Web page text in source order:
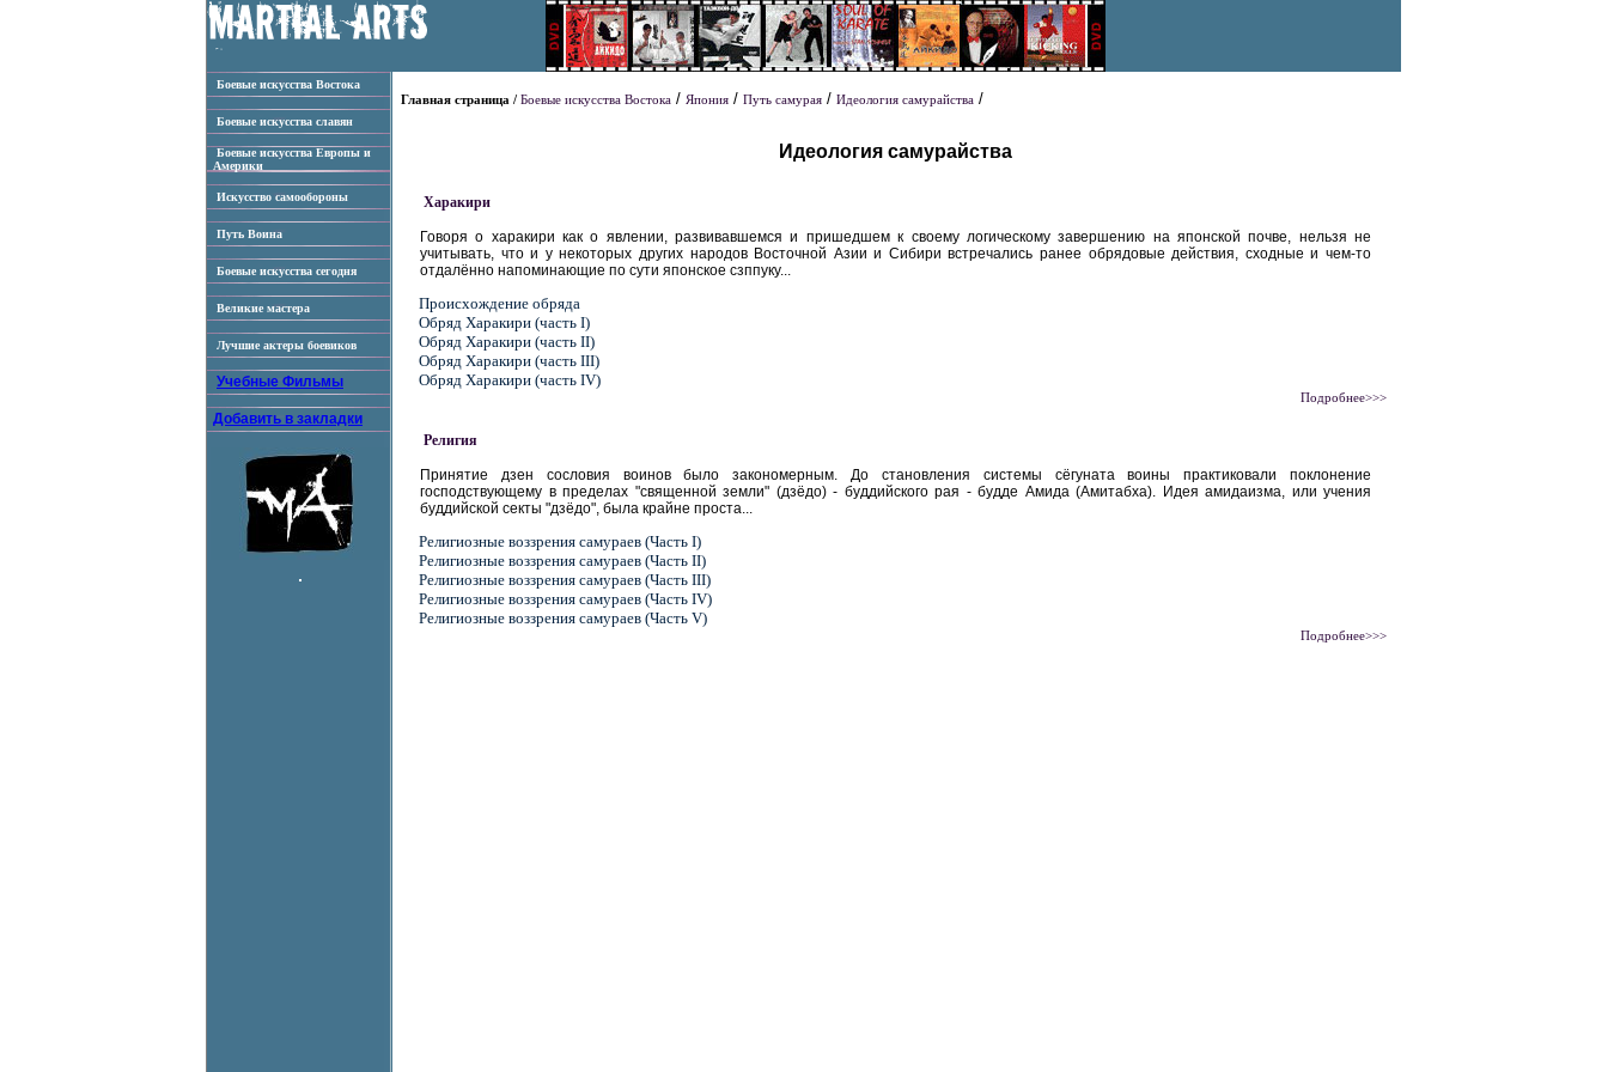
Боевые искусства Востока
Боевые искусства славян
Боевые искусства Европы и
Америки
Искусство самообороны
Путь Воина
Боевые искусства сегодня
Великие мастера
Лучшие актеры боевиков
Учебные Фильмы
Добавить в закладки
Главная страница / Боевые искусства Востока / Япония / Путь самурая / Идеология самурайства /
Идеология самурайства
Харакири
Говоря о харакири как о явлении, развивавшемся и пришедшем к своему логическому завершению на японской почве, нельзя не
учитывать, что и у некоторых других народов Восточной Азии и Сибири встречались ранее обрядовые действия, сходные и чем-то
отдалённо напоминающие по сути японское сзппуку...
Происхождение обряда
Обряд Харакири (часть I)
Обряд Харакири (часть II)
Обряд Харакири (часть III)
Обряд Харакири (часть IV)
Подробнее>>>
Религия
Принятие дзен сословия воинов было закономерным. До становления системы сёгуната воины практиковали поклонение
господствующему в пределах "священной земли" (дзёдо) - буддийского рая - будде Амида (Амитабха). Идея амидаизма, или учения
буддийской секты "дзёдо", была крайне проста...
Религиозные воззрения самураев (Часть I)
Религиозные воззрения самураев (Часть II)
Религиозные воззрения самураев (Часть III)
Религиозные воззрения самураев (Часть IV)
Религиозные воззрения самураев (Часть V)
Подробнее>>>